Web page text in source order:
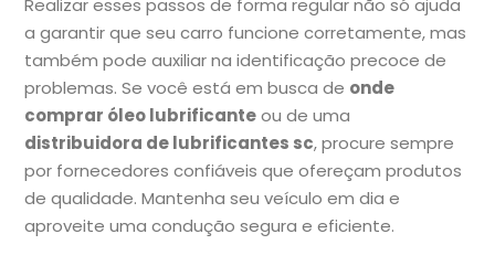
Realizar esses passos de forma regular não só ajuda
a garantir que seu carro funcione corretamente, mas
também pode auxiliar na identificação precoce de
problemas. Se você está em busca de onde
comprar óleo lubrificanteou de uma
distribuidora de lubrificantes sc, procure sempre
por fornecedores confiáveis que ofereçam produtos
de qualidade. Mantenha seu veículo em dia e
aproveite uma condução segura e eficiente.